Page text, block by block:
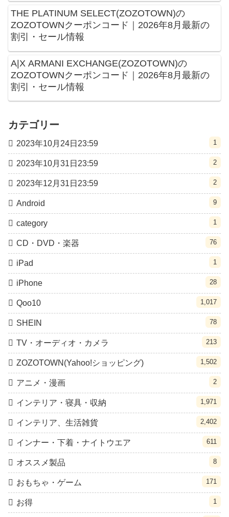
THE PLATINUM SELECT(ZOZOTOWN)の
ZOZOTOWNクーポンコード｜2026年8月最新の
割引・セール情報
A|X ARMANI EXCHANGE(ZOZOTOWN)の
ZOZOTOWNクーポンコード｜2026年8月最新の
割引・セール情報
カテゴリー
2023年10月24日23:59 1
2023年10月31日23:59 2
2023年12月31日23:59 2
Android 9
category 1
CD・DVD・楽器 76
iPad 1
iPhone 28
Qoo10 1,017
SHEIN 78
TV・オーディオ・カメラ 213
ZOZOTOWN(Yahoo!ショッピング) 1,502
アニメ・漫画 2
インテリア・寝具・収納 1,971
インテリア、生活雑貨 2,402
インナー・下着・ナイトウエア 611
オススメ製品 8
おもちゃ・ゲーム 171
お得 1